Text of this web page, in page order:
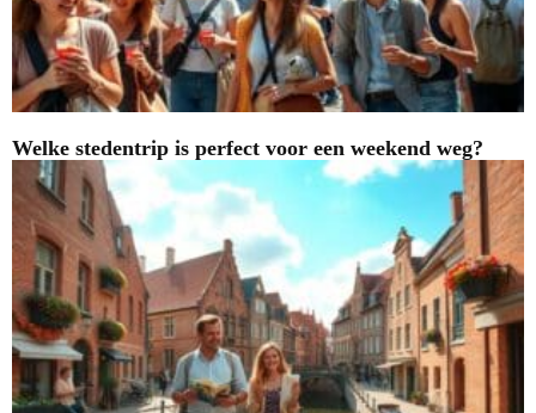
Welke stedentrip is perfect voor een weekend weg?